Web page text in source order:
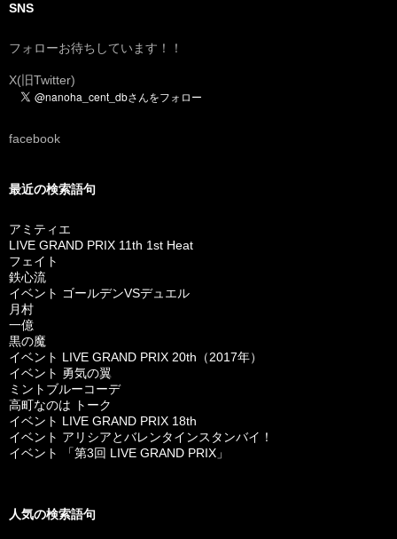
SNS
フォローお待ちしています！！
X(旧Twitter)
facebook
最近の検索語句
アミティエ
LIVE GRAND PRIX 11th 1st Heat
フェイト
鉄心流
イベント ゴールデンVSデュエル
月村
一億
黒の魔
イベント LIVE GRAND PRIX 20th（2017年）
イベント 勇気の翼
ミントブルーコーデ
高町なのは トーク
イベント LIVE GRAND PRIX 18th
イベント アリシアとバレンタインスタンバイ！
イベント 「第3回 LIVE GRAND PRIX」
人気の検索語句